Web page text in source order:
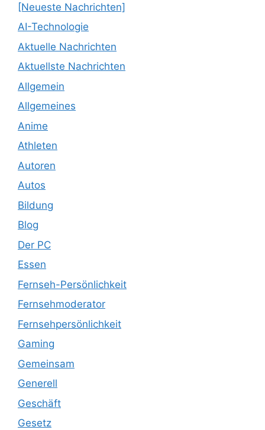
[Neueste Nachrichten]
AI-Technologie
Aktuelle Nachrichten
Aktuellste Nachrichten
Allgemein
Allgemeines
Anime
Athleten
Autoren
Autos
Bildung
Blog
Der PC
Essen
Fernseh-Persönlichkeit
Fernsehmoderator
Fernsehpersönlichkeit
Gaming
Gemeinsam
Generell
Geschäft
Gesetz